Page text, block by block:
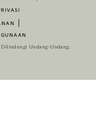
Undang-Undang.